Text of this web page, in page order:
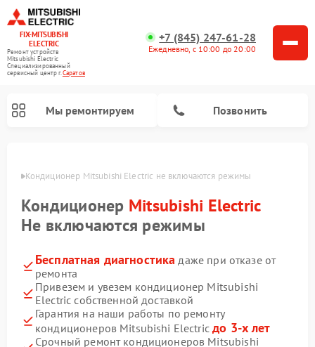
FIX-MITSUBISHI
ELECTRIC
Ремонт устройств
Mitsubishi Electric
Специализированный
cервисный центр г.Саратов
+7 (845) 247-61-28
Ежедневно, с 10:00 до 20:00
Мы ремонтируем Позвонить
Кондиционер Mitsubishi Electric не включаются режимы
Кондиционер Mitsubishi Electric
Не включаются режимы
Бесплатная диагностика даже при отказе от
ремонта
Привезем и увезем кондиционер Mitsubishi
Electric собственной доставкой
Гарантия на наши работы по ремонту
кондиционеров Mitsubishi Electricдо 3-х лет
Срочный ремонт кондиционеров Mitsubishi